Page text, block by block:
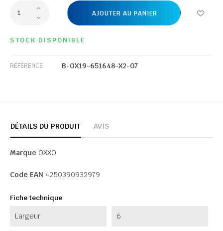
AJOUTER AU PANIER
STOCK DISPONIBLE
RÉFÉRENCE B-OX19-651648-X2-07
DÉTAILS DU PRODUIT AVIS
Marque OXXO
Code EAN 4250390932979
Fiche technique
Largeur 6